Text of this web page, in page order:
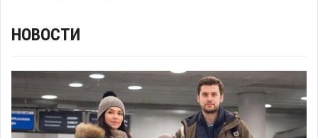
НОВОСТИ